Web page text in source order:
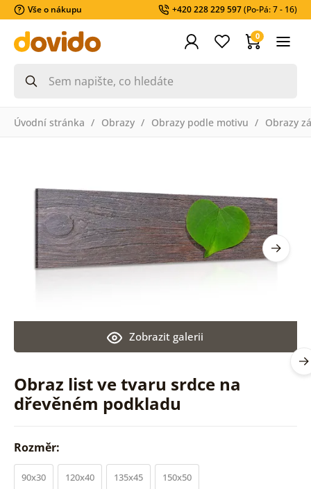
Vše o nákupu +420 228 229 597(Po-Pá: 7 - 16)
0
Úvodní stránka Obrazy Obrazy podle motivu Obrazy
Obraz list ve tvaru srdce na
dřevěném podkladu
Zobrazit galerii
Rozměr:
90x30 120x40 135x45 150x50